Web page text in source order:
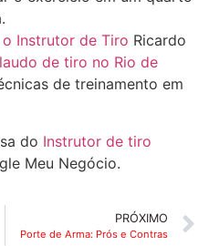
Instrutor de Tiro Ricardo
laudo de tiro no Rio de
de treinamento em
do Instrutor de tiro
Meu Negócio.
PRÓXIMO
Porte de Arma: Prós e Contras